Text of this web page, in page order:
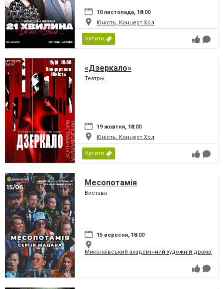
10 листопада, 18:00
Юність, Концерт Хол
Купити
«Дзеркало»
Театры
19 жовтня, 18:00
Юність, Концерт Хол
Купити
Месопотамія
Вистава
15 вересня, 18:00
Миколаївський академічний художній